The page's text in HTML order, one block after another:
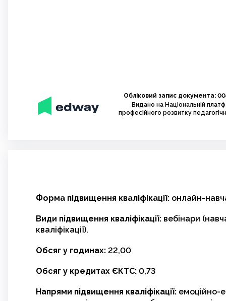
Обліковий запис документа:
Видано на Національній
професійного розвитку
Форма підвищення кваліфікації: онлайн-
Види підвищення кваліфікації: вебінари
кваліфікації).
Обсяг у годинах: 22,00
Обсяг у кредитах ЄКТС: 0,73
Напрями підвищення кваліфікації: емоційно-